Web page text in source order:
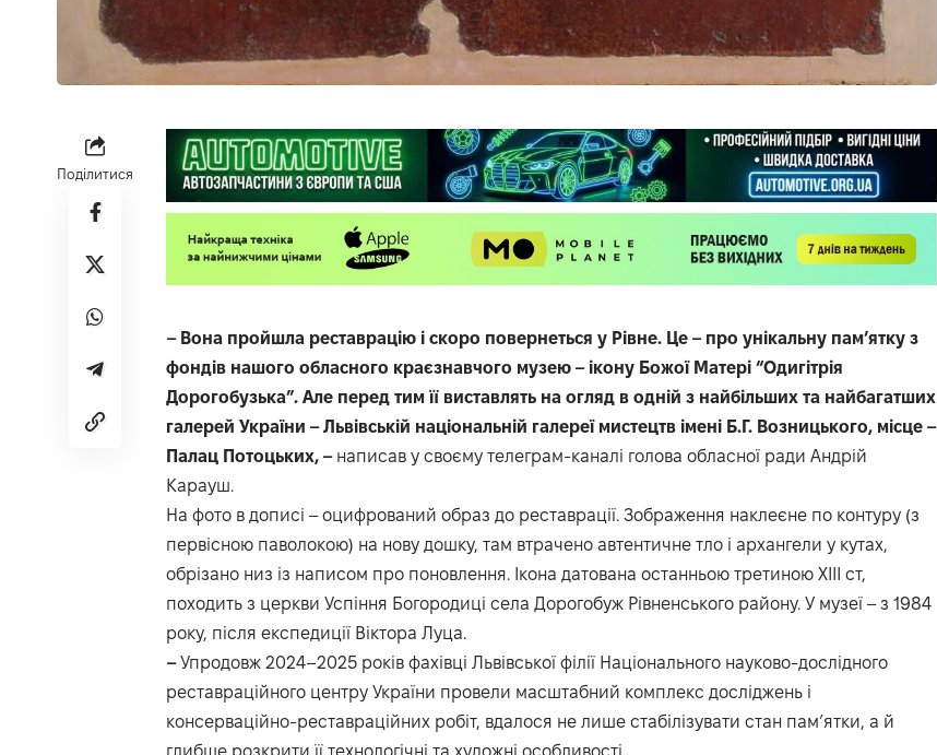
Поділитися
– Вона пройшла реставрацію і скоро повернеться у Рівне. Це – про унікальну пам’ятку з
фондів нашого обласного краєзнавчого музею – ікону Божої Матері “Одигітрія
Дорогобузька”. Але перед тим її виставлять на огляд в одній з найбільших та найбагатших
галерей України – Львівській національній галереї мистецтв імені Б.Г. Возницького, місце –
Палац Потоцьких, – написав у своєму телеграм-каналі голова обласної ради Андрій
Карауш.
На фото в дописі – оцифрований образ до реставрації. Зображення наклеєне по контуру (з
первісною паволокою) на нову дошку, там втрачено автентичне тло і архангели у кутах,
обрізано низ із написом про поновлення. Ікона датована останньою третиною XIII ст,
походить з церкви Успіння Богородиці села Дорогобуж Рівненського району. У музеї – з 1984
року, після експедиції Віктора Луца.
–Упродовж 2024–2025 років фахівці Львівської філії Національного науково-дослідного
реставраційного центру України провели масштабний комплекс досліджень і
консерваційно-реставраційних робіт, вдалося не лише стабілізувати стан пам’ятки, а й